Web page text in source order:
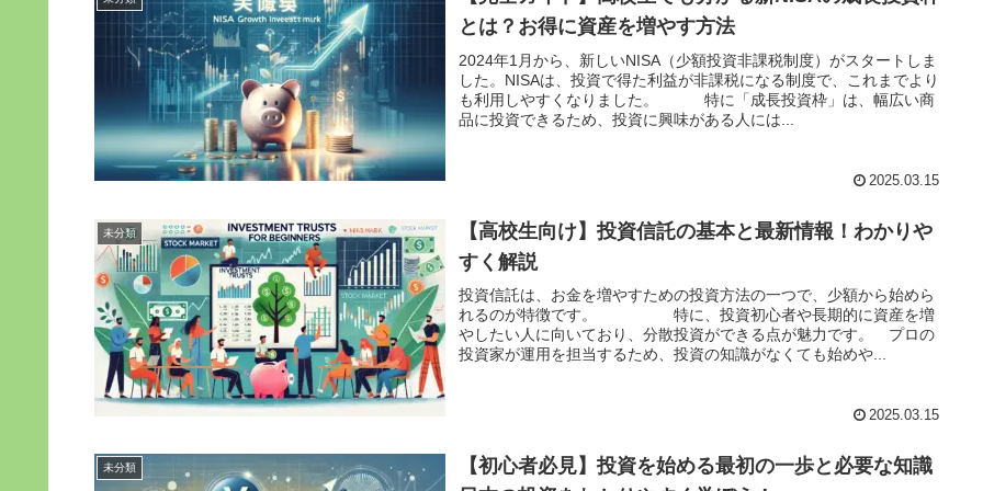
とは？お得に資産を増やす方法
2024年1月から、新しいNISA（少額投資非課税制度）がスタートしま
した。NISAは、投資で得た利益が非課税になる制度で、これまでより
も利用しやすくなりました。 特に「成長投資枠」は、幅広い商
品に投資できるため、投資に興味がある人には...
2025.03.15
未分類
【高校生向け】投資信託の基本と最新情報！わかりや
すく解説
投資信託は、お金を増やすための投資方法の一つで、少額から始めら
れるのが特徴です。 特に、投資初心者や長期的に資産を増
やしたい人に向いており、分散投資ができる点が魅力です。 プロの
投資家が運用を担当するため、投資の知識がなくても始めや...
2025.03.15
未分類
【初心者必見】投資を始める最初の一歩と必要な知識